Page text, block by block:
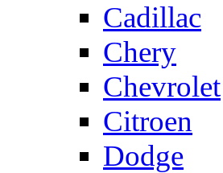
Cadillac
Chery
Chevrolet
Citroen
Dodge